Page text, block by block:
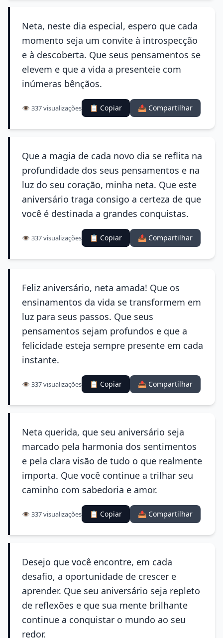
Neta, neste dia especial, espero que cada
momento seja um convite à introspecção
e à descoberta. Que seus pensamentos se
elevem e que a vida a presenteie com
inúmeras bênçãos.
👁️ 337 visualizações 📋 Copiar 📤 Compartilhar
Que a magia de cada novo dia se reflita na
profundidade dos seus pensamentos e na
luz do seu coração, minha neta. Que este
aniversário traga consigo a certeza de que
você é destinada a grandes conquistas.
👁️ 337 visualizações 📋 Copiar 📤 Compartilhar
Feliz aniversário, neta amada! Que os
ensinamentos da vida se transformem em
luz para seus passos. Que seus
pensamentos sejam profundos e que a
felicidade esteja sempre presente em cada
instante.
👁️ 337 visualizações 📋 Copiar 📤 Compartilhar
Neta querida, que seu aniversário seja
marcado pela harmonia dos sentimentos
e pela clara visão de tudo o que realmente
importa. Que você continue a trilhar seu
caminho com sabedoria e amor.
👁️ 337 visualizações 📋 Copiar 📤 Compartilhar
Desejo que você encontre, em cada
desafio, a oportunidade de crescer e
aprender. Que seu aniversário seja repleto
de reflexões e que sua mente brilhante
continue a conquistar o mundo ao seu
redor.